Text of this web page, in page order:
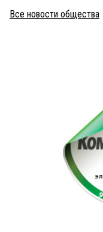
Все новости общества